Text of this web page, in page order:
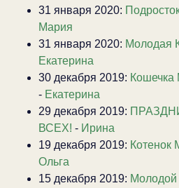
31 января 2020:
Мария
31 января 2020: Молодая
Екатерина
30 декабря 2019: Кошечка
- Екатерина
29 декабря 2019:
ВСЕХ! - Ирина
19 декабря 2019: Котенок
Ольга
15 декабря 2019: Молодой